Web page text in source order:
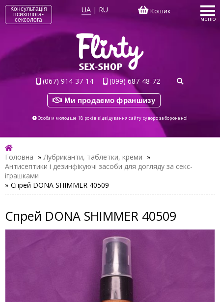
Консультація
психолога-
сексолога
UA | RU Кошик
меню
(067) 914-37-14 (099) 687-48-72
Ми продаємо франшизу
Особам молодше 18 років відвідування сайту суворо заборонено!
Головна » Лубриканти, таблетки, креми »
Антисептики і дезинфікуючі засоби для догляду за секс-
іграшками
» Спрей DONA SHIMMER 40509
Спрей DONA SHIMMER 40509